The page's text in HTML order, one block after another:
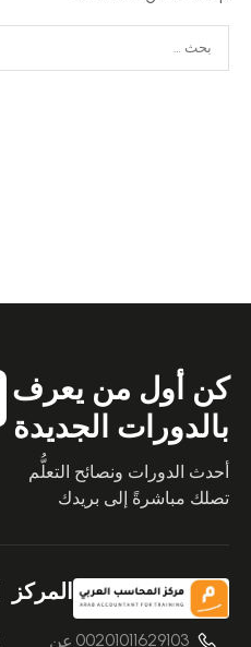
كن أول من يعرف
بالدورات الجديدة
أحدث الدورات ونصائح التعلُّم
تصلك مباشرةً إلى بريدك
00201011629103
المركز
عن